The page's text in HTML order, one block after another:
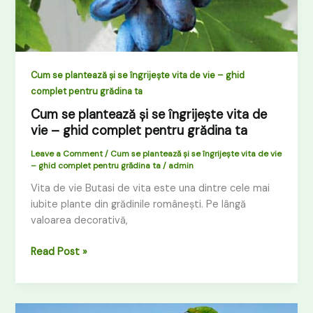
Cum se plantează și se îngrijește vita de vie – ghid
complet pentru grădina ta
Cum se plantează și se îngrijește vita de
vie – ghid complet pentru grădina ta
Leave a Comment/ Cum se plantează și se îngrijește vita de vie
– ghid complet pentru grădina ta/ admin
Vita de vie Butasi de vita este una dintre cele mai
iubite plante din grădinile românești. Pe lângă
valoarea decorativă,
Read Post »